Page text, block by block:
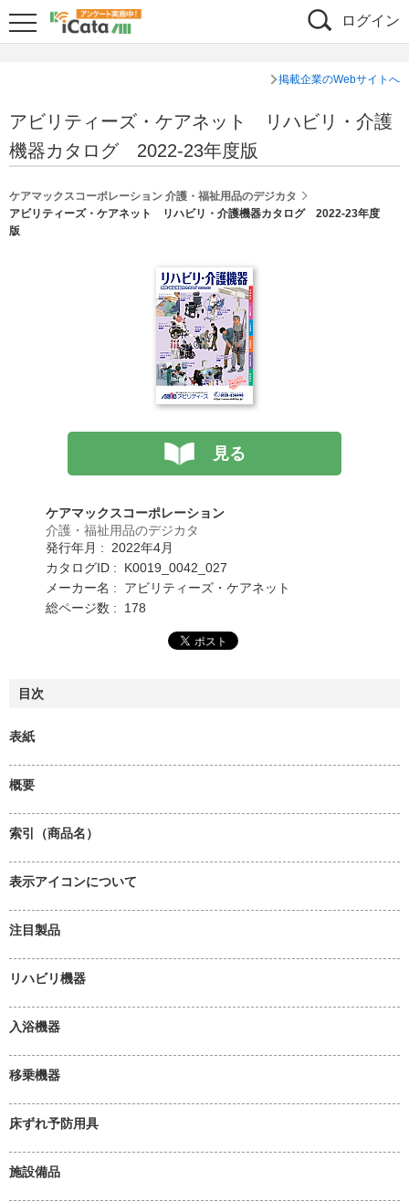
ログイン
掲載企業のWebサイトへ
アビリティーズ・ケアネット リハビリ・介護
機器カタログ 2022-23年度版
ケアマックスコーポレーション 介護・福祉用品のデジカタ
アビリティーズ・ケアネット リハビリ・介護機器カタログ 2022-23年度
版
見る
ケアマックスコーポレーション
介護・福祉用品のデジカタ
発行年月 : 2022年4月
カタログID : K0019_0042_027
メーカー名 : アビリティーズ・ケアネット
総ページ数 : 178
目次
表紙
概要
索引（商品名）
表示アイコンについて
注目製品
リハビリ機器
入浴機器
移乗機器
床ずれ予防用具
施設備品